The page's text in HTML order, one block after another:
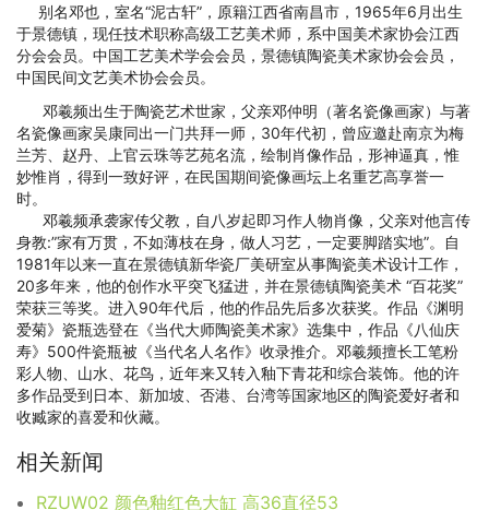
别名邓也，室名“泥古轩”，原籍江西省南昌市，1965年6月出生
于景德镇，现任技术职称高级工艺美术师，系中国美术家协会江西
分会会员。中国工艺美术学会会员，景德镇陶瓷美术家协会会员，
中国民间文艺美术协会会员。
邓羲频出生于陶瓷艺术世家，父亲邓仲明（著名瓷像画家）与著
名瓷像画家吴康同出一门共拜一师，30年代初，曾应邀赴南京为梅
兰芳、赵丹、上官云珠等艺苑名流，绘制肖像作品，形神逼真，惟
妙惟肖，得到一致好评，在民国期间瓷像画坛上名重艺高享誉一
时。
邓羲频承袭家传父教，自八岁起即习作人物肖像，父亲对他言传
身教:”家有万贯，不如薄枝在身，做人习艺，一定要脚踏实地”。自
1981年以来一直在景德镇新华瓷厂美研室从事陶瓷美术设计工作，
20多年来，他的创作水平突飞猛进，并在景德镇陶瓷美术 “百花奖”
荣获三等奖。进入90年代后，他的作品先后多次获奖。作品《渊明
爱菊》瓷瓶选登在《当代大师陶瓷美术家》选集中，作品《八仙庆
寿》500件瓷瓶被《当代名人名作》收录推介。邓羲频擅长工笔粉
彩人物、山水、花鸟，近年来又转入釉下青花和综合装饰。他的许
多作品受到日本、新加坡、否港、台湾等国家地区的陶瓷爱好者和
收臧家的喜爱和伙藏。
相关新闻
RZUW02 颜色釉红色大缸 高36直径53